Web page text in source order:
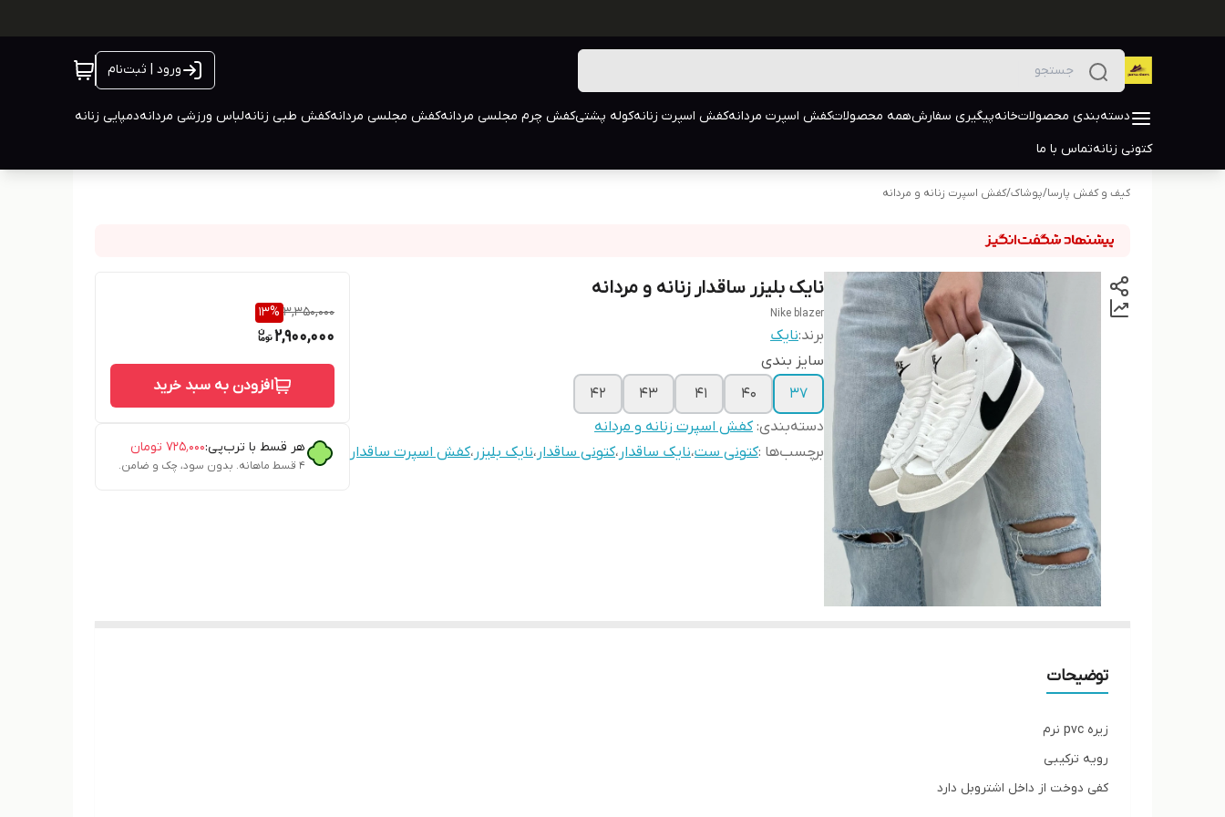
ورود | ثبت‌نام
دسته‌بندی محصولاتخانهپیگیری سفارشهمه محصولاتکفش اسپرت مردانهکفش اسپرت زنانهکوله پشتیکفش چرم مجلسی مردانهکفش مجلسی مردانهکفش طبی زنانهلباس ورزشی مردانهدمپایی زنانه
کتونی زنانهتماس با ما
کیف و کفش پارسا/پوشاک/کفش اسپرت زنانه و مردانه
نایک بلیزر ساقدار زنانه و مردانه
Nike blazer
برند:نایک
سایز بندی
37
40
41
43
42
دسته‌بندی:کفش اسپرت زنانه و مردانه
برچسب‌ها :کتونی ست،نایک ساقدار ،کتونی ساقدار ،نایک بلیزر ،کفش اسپرت ساقدار
3,350,000
13%
2,900,000
افزودن به سبد خرید
هر قسط با ترب‌پی:۷۲۵٬۰۰۰ تومان
۴ قسط ماهانه. بدون سود، چک و ضامن.
توضیحات
زیره pvc نرم
رویه ترکیبی
کفی دوخت از داخل اشتروبل دارد